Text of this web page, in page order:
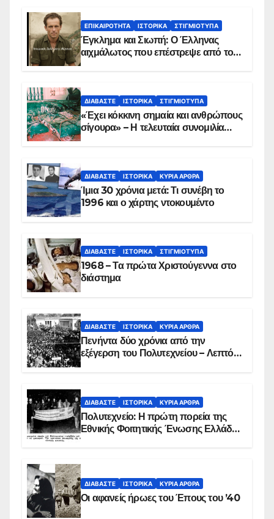
ΕΠΙΚΑΙΡΌΤΗΤΑ ΙΣΤΟΡΙΚΆ ΣΤΙΓΜΙΌΤΥΠΑ
Έγκλημα και Σιωπή: Ο Έλληνας
αιχμάλωτος που επέστρεψε από το
ΔΙΑΒΆΣΤΕ ΙΣΤΟΡΙΚΆ ΣΤΙΓΜΙΌΤΥΠΑ
«Έχει κόκκινη σημαία και ανθρώπους
σίγουρα» – Η τελευταία συνομιλία
ΔΙΑΒΆΣΤΕ ΙΣΤΟΡΙΚΆ ΚΥΡΙΑ ΑΡΘΡΑ
Ίμια 30 χρόνια μετά: Τι συνέβη το
1996 και ο χάρτης ντοκουμέντο
ΔΙΑΒΆΣΤΕ ΙΣΤΟΡΙΚΆ ΣΤΙΓΜΙΌΤΥΠΑ
1968 – Τα πρώτα Χριστούγεννα στο
διάστημα
ΔΙΑΒΆΣΤΕ ΙΣΤΟΡΙΚΆ ΚΥΡΙΑ ΑΡΘΡΑ
Πενήντα δύο χρόνια από την
εξέγερση του Πολυτεχνείου – Λεπτό
ΔΙΑΒΆΣΤΕ ΙΣΤΟΡΙΚΆ ΚΥΡΙΑ ΑΡΘΡΑ
Πολυτεχνείο: Η πρώτη πορεία της
Εθνικής Φοιτητικής Ένωσης Ελλάδος
ΔΙΑΒΆΣΤΕ ΙΣΤΟΡΙΚΆ ΚΥΡΙΑ ΑΡΘΡΑ
Οι αφανείς ήρωες του Έπους του ’40